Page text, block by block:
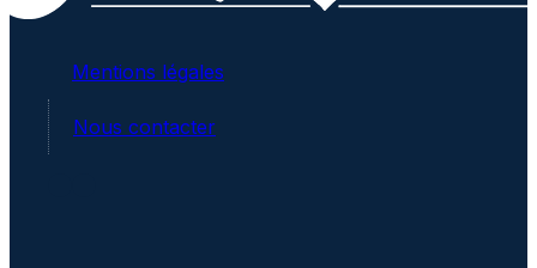
Mentions légales
Nous contacter